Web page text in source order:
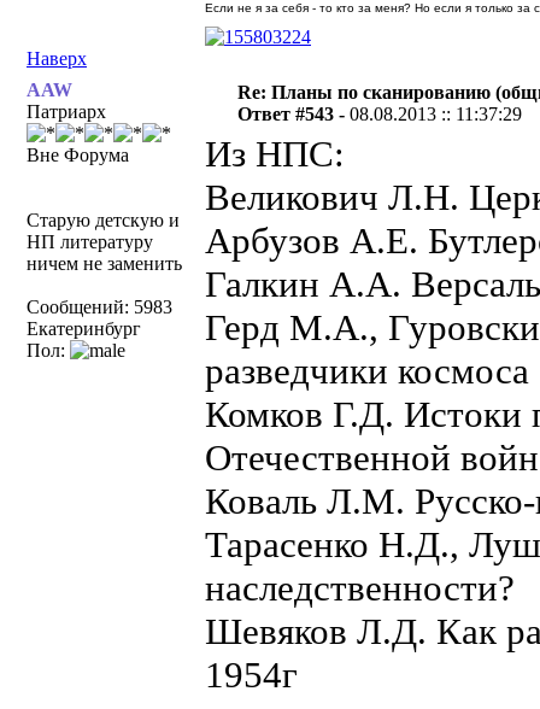
Наверх
Если не я за себя - то кто за меня? Но если я только
AAW
Патриарх
Вне Форума
Старую детскую и
НП литературу
ничем не заменить
Сообщений: 5983
Екатеринбург
Пол:
Re: Планы по сканированию
Ответ #543 -08.08.2013 :: 11:37:29
Из НПС:
Великович Л.Н.
Арбузов А.Е.
Галкин А.А.
Герд М.А.,
разведчики космоса
Комков Г.Д. Истоки
Отечественной
Коваль Л.М. Русско-
Тарасенко Н.Д.,
наследственности?
Шевяков Л.Д. Как
1954г